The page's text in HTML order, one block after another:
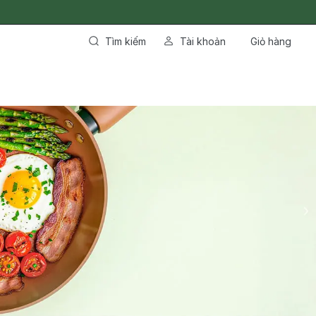
Tìm kiếm Tài khoản Giỏ hàng